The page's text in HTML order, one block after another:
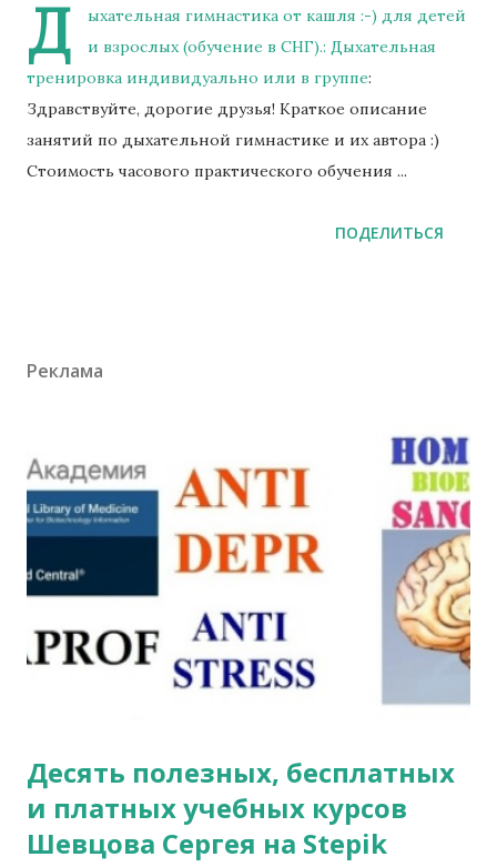
Д
ыхательная гимнастика от кашля :-) для детей
и взрослых (обучение в СНГ).: Дыхательная
тренировка индивидуально или в группе:
Здравствуйте, дорогие друзья! Краткое описание
занятий по дыхательной гимнастике и их автора :)
Стоимость часового практического обучения ...
ПОДЕЛИТЬСЯ
Реклама
Десять полезных, бесплатных
и платных учебных курсов
Шевцова Сергея на Stepik